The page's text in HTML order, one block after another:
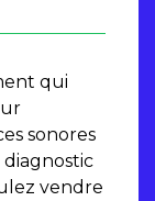
qui
sonores
diagnostic
vendre